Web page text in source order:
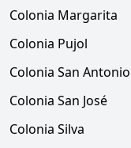
Colonia Margarita
Colonia Pujol
Colonia San Antonio
Colonia San José
Colonia Silva